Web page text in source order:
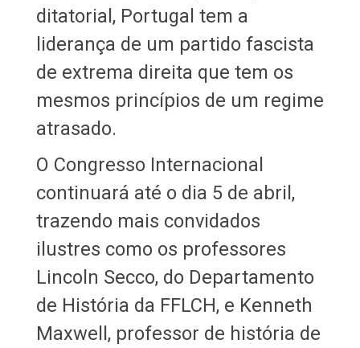
ditatorial, Portugal tem a
liderança de um partido fascista
de extrema direita que tem os
mesmos princípios de um regime
atrasado.
O Congresso Internacional
continuará até o dia 5 de abril,
trazendo mais convidados
ilustres como os professores
Lincoln Secco, do Departamento
de História da FFLCH, e Kenneth
Maxwell, professor de história de